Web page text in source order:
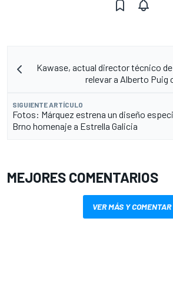
Kawase, actual director técnico
relevar a Alberto Puig
SIGUIENTE ARTÍCULO
Fotos: Márquez estrena un diseño
Brno homenaje a Estrella Galicia
MEJORES COMENTARIOS
VER MÁS Y COMENTAR